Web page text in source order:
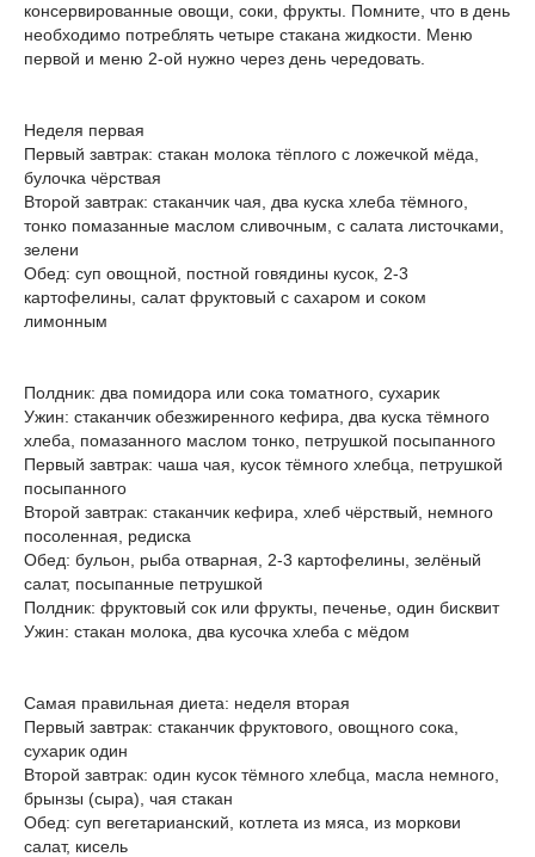
консервированные овощи, соки, фрукты. Помните, что в день
необходимо потреблять четыре стакана жидкости. Меню
первой и меню 2-ой нужно через день чередовать.
Неделя первая
Первый завтрак: стакан молока тёплого с ложечкой мёда,
булочка чёрствая
Второй завтрак: стаканчик чая, два куска хлеба тёмного,
тонко помазанные маслом сливочным, с салата листочками,
зелени
Обед: суп овощной, постной говядины кусок, 2-3
картофелины, салат фруктовый с сахаром и соком
лимонным
Полдник: два помидора или сока томатного, сухарик
Ужин: стаканчик обезжиренного кефира, два куска тёмного
хлеба, помазанного маслом тонко, петрушкой посыпанного
Первый завтрак: чаша чая, кусок тёмного хлебца, петрушкой
посыпанного
Второй завтрак: стаканчик кефира, хлеб чёрствый, немного
посоленная, редиска
Обед: бульон, рыба отварная, 2-3 картофелины, зелёный
салат, посыпанные петрушкой
Полдник: фруктовый сок или фрукты, печенье, один бисквит
Ужин: стакан молока, два кусочка хлеба с мёдом
Самая правильная диета: неделя вторая
Первый завтрак: стаканчик фруктового, овощного сока,
сухарик один
Второй завтрак: один кусок тёмного хлебца, масла немного,
брынзы (сыра), чая стакан
Обед: суп вегетарианский, котлета из мяса, из моркови
салат, кисель